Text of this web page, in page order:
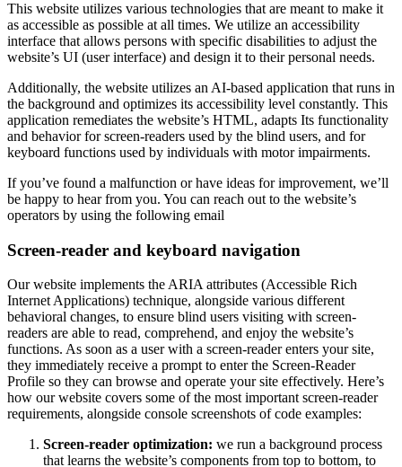
This website utilizes various technologies that are meant to make it
as accessible as possible at all times. We utilize an accessibility
interface that allows persons with specific disabilities to adjust the
website’s UI (user interface) and design it to their personal needs.
Additionally, the website utilizes an AI-based application that runs in
the background and optimizes its accessibility level constantly. This
application remediates the website’s HTML, adapts Its functionality
and behavior for screen-readers used by the blind users, and for
keyboard functions used by individuals with motor impairments.
If you’ve found a malfunction or have ideas for improvement, we’ll
be happy to hear from you. You can reach out to the website’s
operators by using the following email
Screen-reader and keyboard navigation
Our website implements the ARIA attributes (Accessible Rich
Internet Applications) technique, alongside various different
behavioral changes, to ensure blind users visiting with screen-
readers are able to read, comprehend, and enjoy the website’s
functions. As soon as a user with a screen-reader enters your site,
they immediately receive a prompt to enter the Screen-Reader
Profile so they can browse and operate your site effectively. Here’s
how our website covers some of the most important screen-reader
requirements, alongside console screenshots of code examples:
Screen-reader optimization: we run a background process
that learns the website’s components from top to bottom, to